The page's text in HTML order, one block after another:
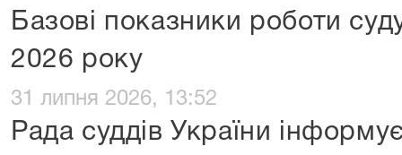
Базові показники роботи
2026 року
31 липня 2026, 13:52
Рада суддів України